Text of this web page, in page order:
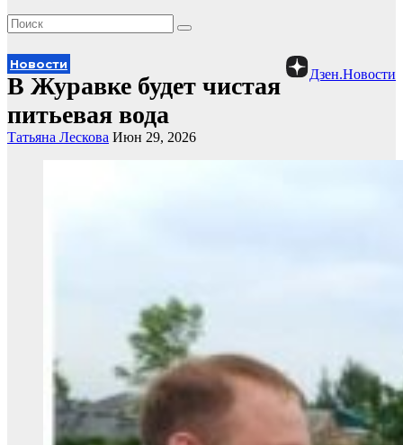
Дзен.Новости
Новости
В Журавке будет чистая
питьевая вода
Татьяна Лескова Июн 29, 2026